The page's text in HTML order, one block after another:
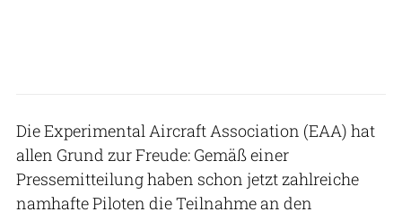
Die Experimental Aircraft Association (EAA) hat
allen Grund zur Freude: Gemäß einer
Pressemitteilung haben schon jetzt zahlreiche
namhafte Piloten die Teilnahme an den